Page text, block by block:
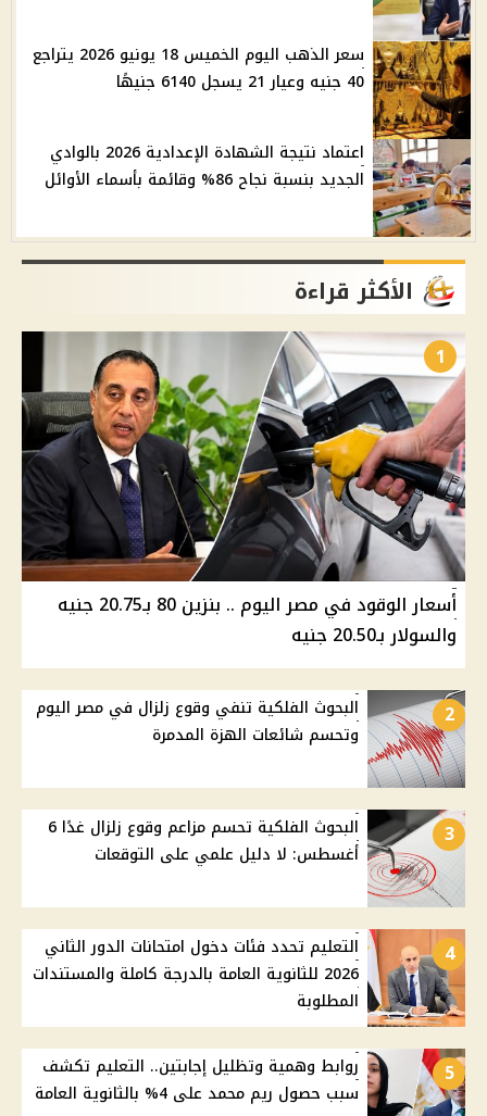
سعر الذهب اليوم الخميس 18 يونيو 2026 يتراجع
40 جنيه وعيار 21 يسجل 6140 جنيهًا
اعتماد نتيجة الشهادة الإعدادية 2026 بالوادي
الجديد بنسبة نجاح 86% وقائمة بأسماء الأوائل
الأكثر قراءة
1
أسعار الوقود في مصر اليوم .. بنزين 80 بـ20.75 جنيه
والسولار بـ20.50 جنيه
2
البحوث الفلكية تنفي وقوع زلزال في مصر اليوم
وتحسم شائعات الهزة المدمرة
3
البحوث الفلكية تحسم مزاعم وقوع زلزال غدًا 6
أغسطس: لا دليل علمي على التوقعات
4
التعليم تحدد فئات دخول امتحانات الدور الثاني
2026 للثانوية العامة بالدرجة كاملة والمستندات
المطلوبة
5
روابط وهمية وتظليل إجابتين.. التعليم تكشف
سبب حصول ريم محمد على 4% بالثانوية العامة